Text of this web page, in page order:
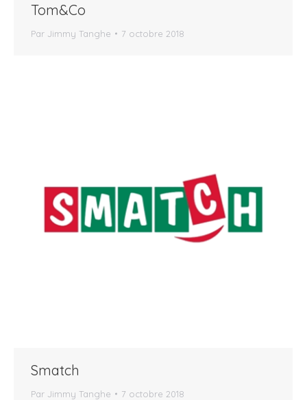
Tom&Co
Par Jimmy Tanghe 7 octobre 2018
Smatch
Par Jimmy Tanghe 7 octobre 2018